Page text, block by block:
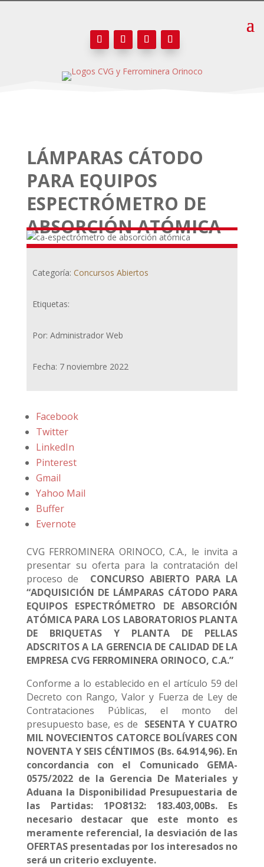
LÁMPARAS CÁTODO
PARA EQUIPOS
ESPECTRÓMETRO DE
ABSORCIÓN ATÓMICA
Categoría: Concursos Abiertos
Etiquetas:
Por: Administrador Web
Fecha: 7 noviembre 2022
Facebook
Twitter
LinkedIn
Pinterest
Gmail
Yahoo Mail
Buffer
Evernote
CVG FERROMINERA ORINOCO, C.A., le invita a
presentar su oferta para la contratación del
proceso de CONCURSO ABIERTO PARA LA
“ADQUISICIÓN DE LÁMPARAS CÁTODO PARA
EQUIPOS ESPECTRÓMETRO DE ABSORCIÓN
ATÓMICA PARA LOS LABORATORIOS PLANTA
DE BRIQUETAS Y PLANTA DE PELLAS
ADSCRITOS A LA GERENCIA DE CALIDAD DE LA
EMPRESA CVG FERROMINERA ORINOCO, C.A.”
Conforme a lo establecido en el artículo 59 del
Decreto con Rango, Valor y Fuerza de Ley de
Contrataciones Públicas, el monto del
presupuesto base, es de SESENTA Y CUATRO
MIL NOVECIENTOS CATORCE BOLÍVARES CON
NOVENTA Y SEIS CÉNTIMOS (Bs. 64.914,96). En
concordancia con el Comunicado GEMA-
0575/2022 de la Gerencia De Materiales y
Aduana la Disponibilidad Presupuestaria de
las Partidas: 1PO8132: 183.403,00Bs. Es
necesario destacar que este monto es
meramente referencial, la desviación de las
OFERTAS presentadas por los interesados no
será un criterio excluyente.